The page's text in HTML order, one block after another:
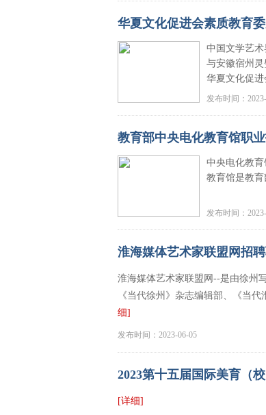
华夏文化促进会素质教育
中国文学艺术
与安徽宿州
华夏文化促
发布时间：
教育部中央电化教育馆职
中央电化教育
教育馆是教
发布时间：
淮海媒体艺术家联盟网招
淮海媒体艺术家联盟网--是由徐州
《当代徐州》杂志编辑部、《当
细]
发布时间：2023-06-05
2023第十五届国际美育（
[详细]